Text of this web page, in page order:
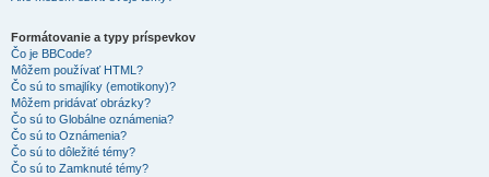
Formátovanie a typy príspevkov
Čo je BBCode?
Môžem používať HTML?
Čo sú to smajlíky (emotikony)?
Môžem pridávať obrázky?
Čo sú to Globálne oznámenia?
Čo sú to Oznámenia?
Čo sú to dôležité témy?
Čo sú to Zamknuté témy?